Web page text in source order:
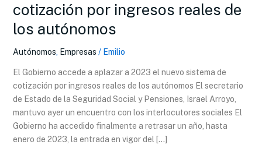
cotización por ingresos reales de
los autónomos
Autónomos, Empresas / Emilio
El Gobierno accede a aplazar a 2023 el nuevo sistema de
cotización por ingresos reales de los autónomos El secretario
de Estado de la Seguridad Social y Pensiones, Israel Arroyo,
mantuvo ayer un encuentro con los interlocutores sociales El
Gobierno ha accedido finalmente a retrasar un año, hasta
enero de 2023, la entrada en vigor del […]
a
aplazar
a
2023
nuevo
sistema
de
cotización
por
ingresos